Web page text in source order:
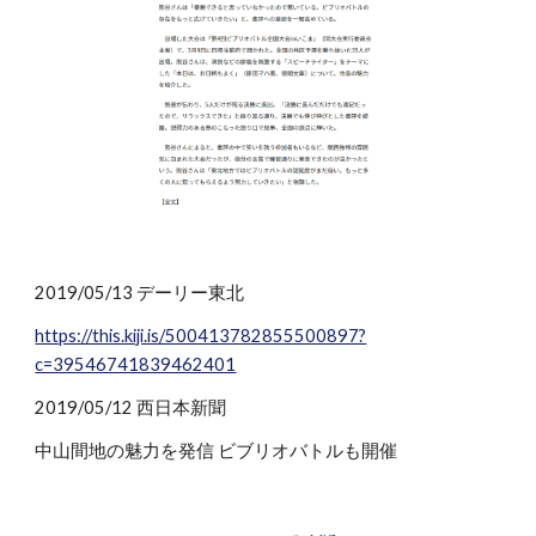
2019/05/13 デーリー東北
https://this.kiji.is/500413782855500897?
c=39546741839462401
2019/05/12 西日本新聞
中山間地の魅力を発信 ビブリオバトルも開催